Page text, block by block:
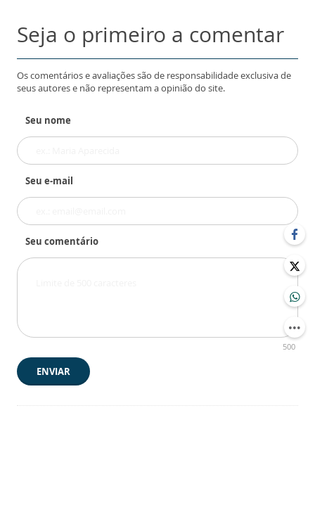
Seja o primeiro a comentar
Os comentários e avaliações são de responsabilidade exclusiva de
seus autores e não representam a opinião do site.
Seu nome
Seu e-mail
Seu comentário
500
ENVIAR